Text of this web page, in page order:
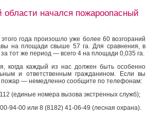
области начался пожароопасный
года произошло уже более 60 возгораний
на площади свыше 57 га. Для сравнения, в
за тот же период — всего 4 на площади 0,035 га.
когда каждый из нас должен быть особенно
и ответственным гражданином. Если вы
пожар — немедленно сообщите по телефонам:
(единые номера вызова экстренных служб);
94-00 или 8 (8182) 41-06-49 (лесная охрана).